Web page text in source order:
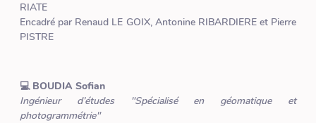
RIATE
Encadré par Renaud LE GOIX, Antonine RIBARDIERE et Pierre
PISTRE
💻 BOUDIA Sofian
Ingénieur d’études "Spécialisé en géomatique et
photogrammétrie"